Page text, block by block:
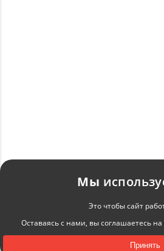
Мы
Это чтобы сайт
Оставаясь с нами, вы соглашаетесь
Принять